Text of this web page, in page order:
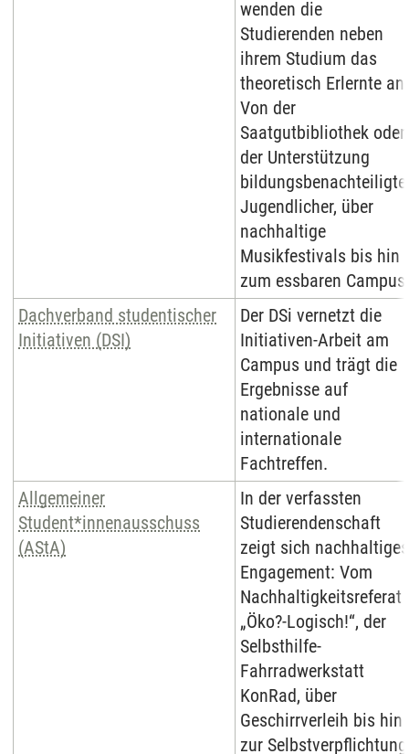
wenden die
Studierenden neben
ihrem Studium das
theoretisch Erlernte an:
Von der
Saatgutbibliothek oder
der Unterstützung
Jugendlicher, über
nachhaltige
Musikfestivals bis hin
zum essbaren Campus.
Dachverband studentischer
Initiativen (DSI)
Der DSi vernetzt die
Initiativen-Arbeit am
Campus und trägt die
Ergebnisse auf
nationale und
internationale
Fachtreffen.
Allgemeiner
Student*innenausschuss
(AStA)
In der verfassten
Studierendenschaft
zeigt sich nachhaltiges
Engagement: Vom
Nachhaltigkeitsreferat
„Öko?-Logisch!“, der
Selbsthilfe-
Fahrradwerkstatt
KonRad, über
Geschirrverleih bis hin
zur Selbstverpflichtung